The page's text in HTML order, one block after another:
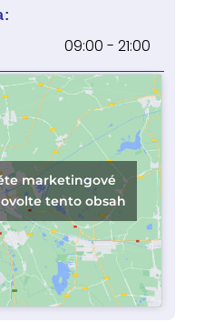
09:00 - 21:00
marketingové
tento obsah